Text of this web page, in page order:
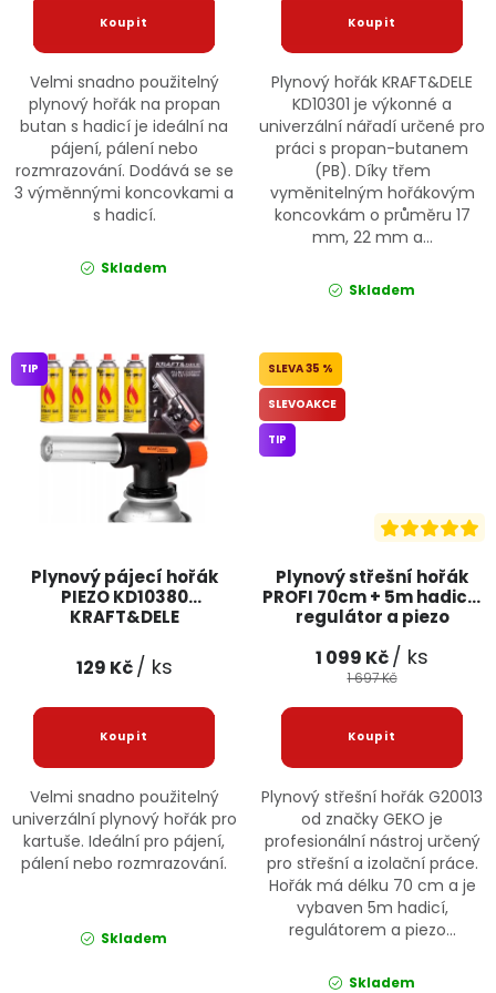
Velmi snadno použitelný
plynový hořák na propan
butan s hadicí je ideální na
pájení, pálení nebo
rozmrazování. Dodává se se
3 výměnnými koncovkami a
s hadicí.
Skladem
Plynový hořák KRAFT&DELE
KD10301 je výkonné a
univerzální nářadí určené pro
práci s propan-butanem
(PB). Díky třem
vyměnitelným hořákovým
koncovkám o průměru 17
mm, 22 mm a...
Skladem
Plynový pájecí hořák
PIEZO KD10380
KRAFT&DELE
TIP
129 Kč/ ks
Velmi snadno použitelný
univerzální plynový hořák pro
kartuše. Ideální pro pájení,
pálení nebo rozmrazování.
Skladem
Plynový střešní hořák
PROFI 70cm + 5m hadice,
regulátor a piezo
zapalování G20013 GEKO
35 %
SLEVOAKCE
TIP
1 099 Kč/ ks
1 697 Kč
Plynový střešní hořák G20013
od značky GEKO je
profesionální nástroj určený
pro střešní a izolační práce.
Hořák má délku 70 cm a je
vybaven 5m hadicí,
regulátorem a piezo...
Skladem